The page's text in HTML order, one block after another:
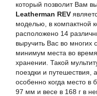
который позволит Вам
Leatherman REV
моделью, в компактной
расположено 14
выручить Вас во многих
минимум места во
хранении. Такой
поездки и путешествия,
особенно когда место в
97 мм и весе в 168 г в